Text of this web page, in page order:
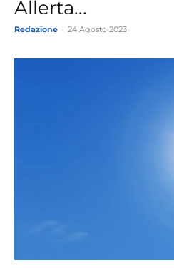
Allerta...
Redazione 24 Agosto 2023